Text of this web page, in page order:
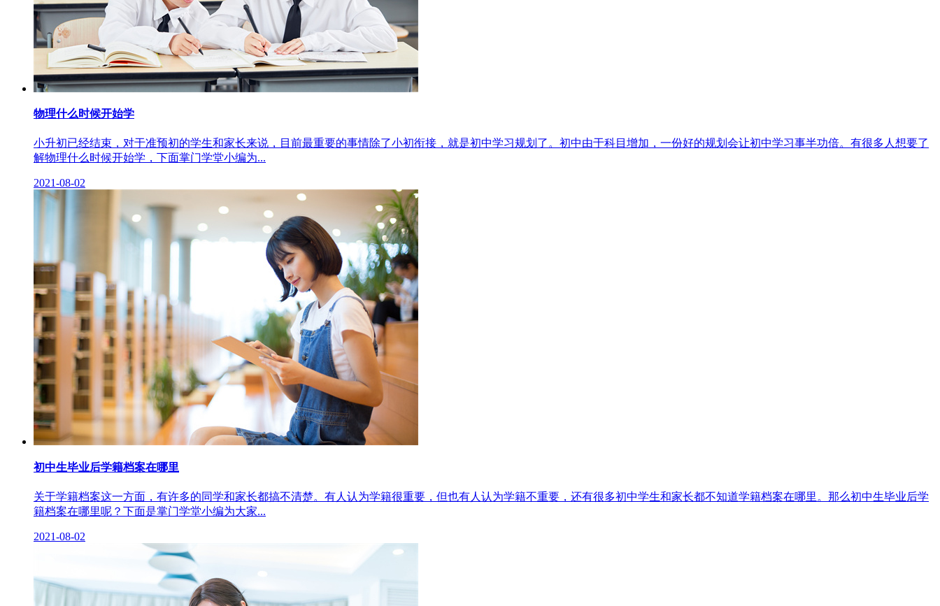
物理什么时候开始学
小升初已经结束，对于准预初的学生和家长来说，目前最重要的事情除了小初衔接，就是初中学习规划了。初中由于科目增加，一份好的规划会让初中学习事半功倍。有很多人想要了
解物理什么时候开始学，下面掌门学堂小编为...
2021-08-02
初中生毕业后学籍档案在哪里
关于学籍档案这一方面，有许多的同学和家长都搞不清楚。有人认为学籍很重要，但也有人认为学籍不重要，还有很多初中学生和家长都不知道学籍档案在哪里。那么初中生毕业后学
籍档案在哪里呢？下面是掌门学堂小编为大家...
2021-08-02